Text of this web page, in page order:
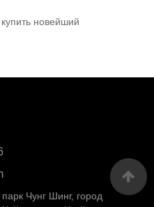
новейший
Чунг Шинг, город